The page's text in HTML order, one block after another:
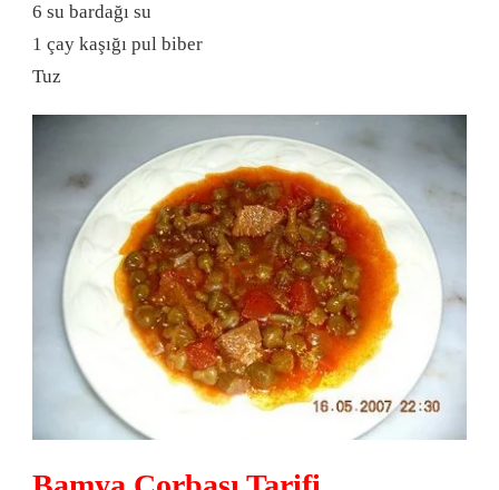
6 su bardağı su
1 çay kaşığı pul biber
Tuz